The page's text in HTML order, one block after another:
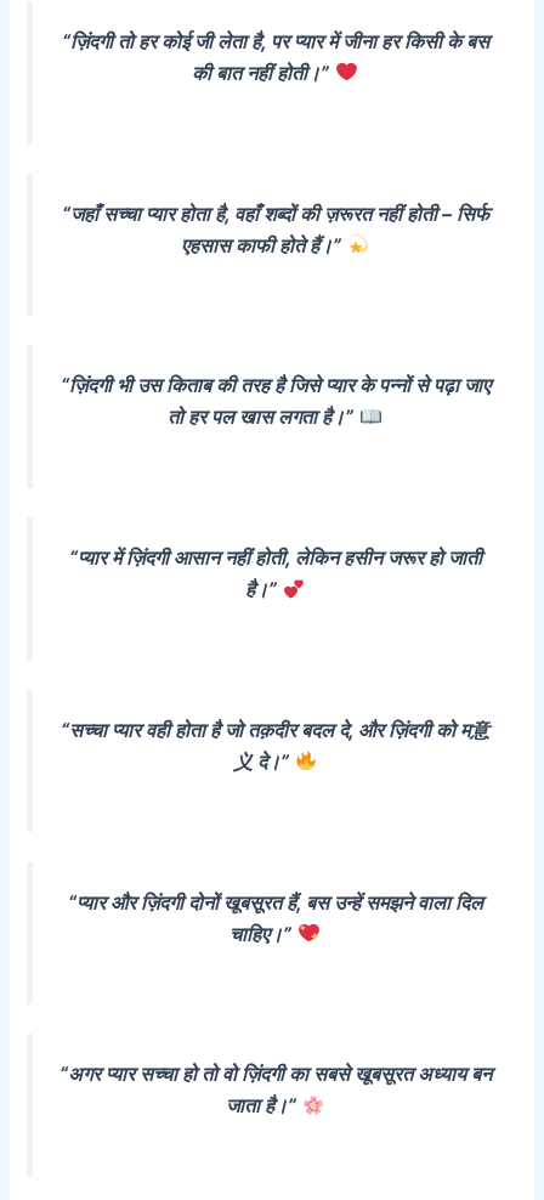
“ज़िंदगी तो हर कोई जी लेता है, पर प्यार में जीना हर किसी के बस
की बात नहीं होती।”
“जहाँ सच्चा प्यार होता है, वहाँ शब्दों की ज़रूरत नहीं होती – सिर्फ
एहसास काफी होते हैं।”
“ज़िंदगी भी उस किताब की तरह है जिसे प्यार के पन्नों से पढ़ा जाए
तो हर पल खास लगता है।”
“प्यार में ज़िंदगी आसान नहीं होती, लेकिन हसीन जरूर हो जाती
है।”
“सच्चा प्यार वही होता है जो तक़दीर बदल दे, और ज़िंदगी को म意
义 दे।”
“प्यार और ज़िंदगी दोनों खूबसूरत हैं, बस उन्हें समझने वाला दिल
चाहिए।”
“अगर प्यार सच्चा हो तो वो ज़िंदगी का सबसे खूबसूरत अध्याय बन
जाता है।”